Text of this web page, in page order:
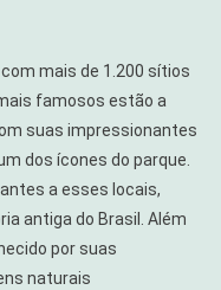
mais de 1.200 sítios
famosos estão a
suas impressionantes
dos ícones do parque.
a esses locais,
antiga do Brasil. Além
por suas
naturais